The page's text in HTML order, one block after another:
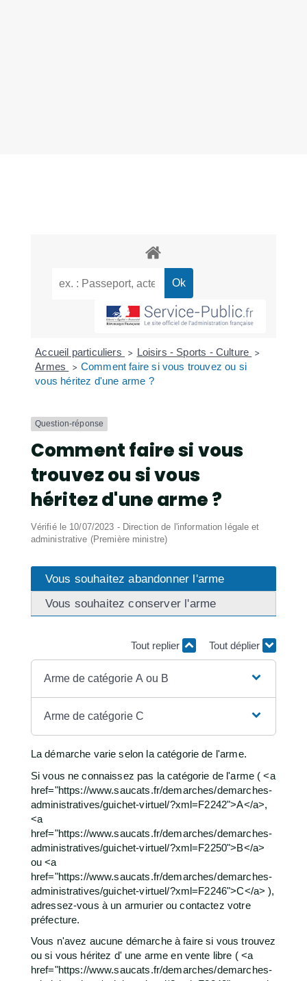
Accueil particuliers > Loisirs - Sports - Culture >
Armes > Comment faire si vous trouvez ou si
vous héritez d'une arme ?
Question-réponse
Comment faire si vous
trouvez ou si vous
héritez d'une arme ?
Vérifié le 10/07/2023 - Direction de l'information légale et
administrative (Première ministre)
Vous souhaitez abandonner l'arme
Vous souhaitez conserver l'arme
Tout replier Tout déplier
Arme de catégorie A ou B
Arme de catégorie C
La démarche varie selon la catégorie de l'arme.
Si vous ne connaissez pas la catégorie de l'arme ( <a
href="https://www.saucats.fr/demarches/demarches-
administratives/guichet-virtuel/?xml=F2242">A</a>,
<a
href="https://www.saucats.fr/demarches/demarches-
administratives/guichet-virtuel/?xml=F2250">B</a>
ou <a
href="https://www.saucats.fr/demarches/demarches-
administratives/guichet-virtuel/?xml=F2246">C</a> ),
adressez-vous à un armurier ou contactez votre
préfecture.
Vous n'avez aucune démarche à faire si vous trouvez
ou si vous héritez d' une arme en vente libre ( <a
href="https://www.saucats.fr/demarches/demarches-